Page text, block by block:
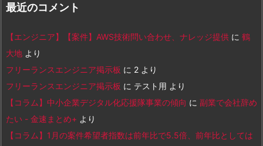
最近のコメント
【エンジニア】【案件】AWS技術問い合わせ、ナレッジ提供 に 鶴
大地 より
フリーランスエンジニア掲示板 に 2 より
フリーランスエンジニア掲示板 に テスト用 より
【コラム】中小企業デジタル化応援隊事業の傾向 に 副業で会社辞め
たい - 金速まとめ+ より
【コラム】1月の案件希望者指数は前年比で5.5倍、前年比としては